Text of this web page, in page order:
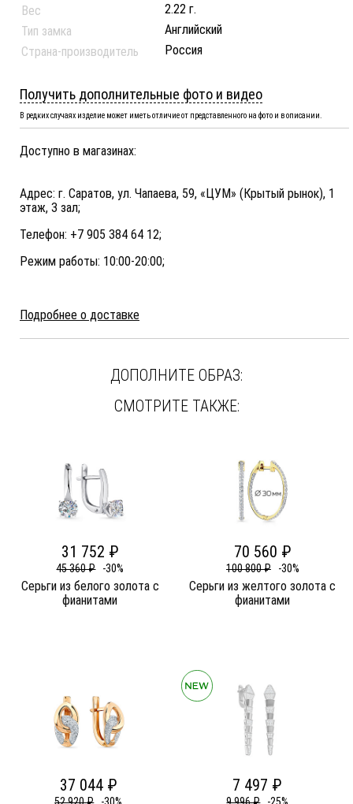
Вес
2.22 г.
Тип замка
Английский
Страна-производитель
Россия
Получить дополнительные фото и видео
В редких случаях изделие может иметь отличие от представленного на фото и в описании.
Доступно в магазинах:
Адрес: г. Саратов, ул. Чапаева, 59, «ЦУМ» (Крытый рынок), 1
этаж, 3 зал;
Телефон: +7 905 384 64 12;
Режим работы: 10:00-20:00;
Подробнее о доставке
ДОПОЛНИТЕ ОБРАЗ:
СМОТРИТЕ ТАКЖЕ:
31 752 ₽
45 360 ₽ -30%
Серьги из белого золота c
фианитами
70 560 ₽
100 800 ₽ -30%
Серьги из желтого золота c
фианитами
37 044 ₽
52 920 ₽ -30%
7 497 ₽
9 996 ₽ -25%